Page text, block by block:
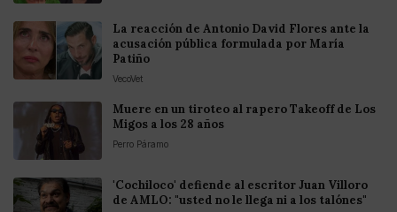
La reacción de Antonio David Flores ante la
acusación pública formulada por María
Patiño
VecoVet
Muere en un tiroteo al rapero Takeoff de Los
Migos a los 28 años
Perro Páramo
'Cochiloco' defiende al escritor Juan Villoro
de AMLO: "usted no le llega ni a los talónes"